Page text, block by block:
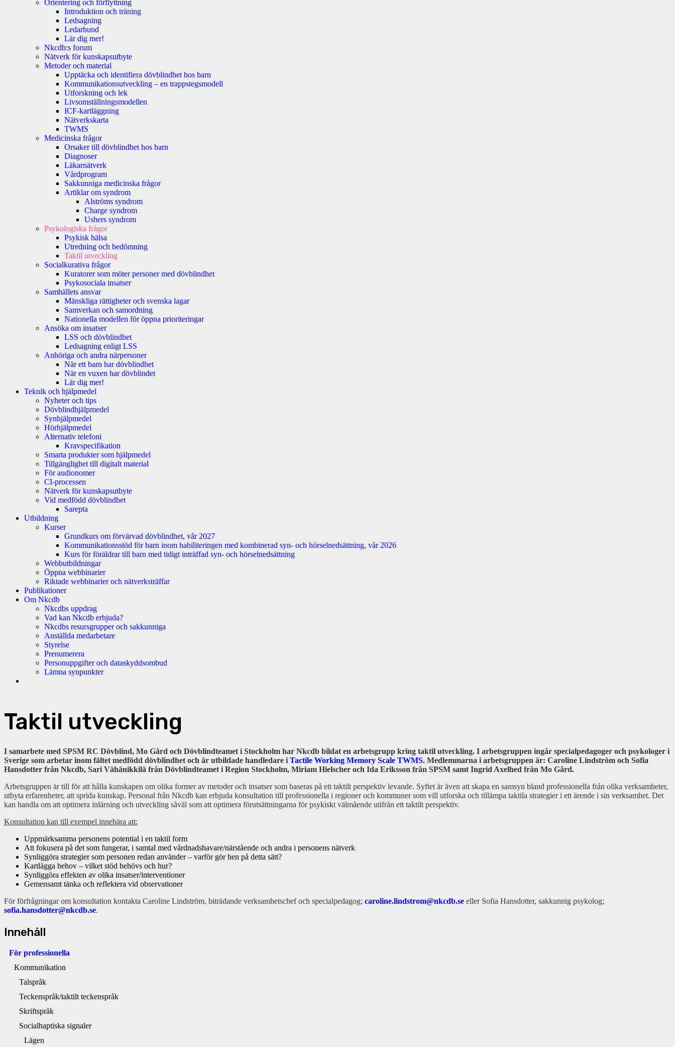
Orientering och förflyttning
Introduktion och träning
Ledsagning
Ledarhund
Lär dig mer!
Nkcdb:s forum
Nätverk för kunskapsutbyte
Metoder och material
Upptäcka och identifiera dövblindhet hos barn
Kommunikationsutveckling – en trappstegsmodell
Utforskning och lek
Livsomställningsmodellen
ICF-kartläggning
Nätverkskarta
TWMS
Medicinska frågor
Orsaker till dövblindhet hos barn
Diagnoser
Läkarnätverk
Vårdprogram
Sakkunniga medicinska frågor
Artiklar om syndrom
Alströms syndrom
Charge syndrom
Ushers syndrom
Psykologiska frågor
Psykisk hälsa
Utredning och bedömning
Taktil utveckling
Socialkurativa frågor
Kuratorer som möter personer med dövblindhet
Psykosociala insatser
Samhällets ansvar
Mänskliga rättigheter och svenska lagar
Samverkan och samordning
Nationella modellen för öppna prioriteringar
Ansöka om insatser
LSS och dövblindhet
Ledsagning enligt LSS
Anhöriga och andra närpersoner
När ett barn har dövblindhet
När en vuxen har dövblindet
Lär dig mer!
Teknik och hjälpmedel
Nyheter och tips
Dövblindhjälpmedel
Synhjälpmedel
Hörhjälpmedel
Alternativ telefoni
Kravspecifikation
Smarta produkter som hjälpmedel
Tillgänglighet till digitalt material
För audionomer
CI-processen
Nätverk för kunskapsutbyte
Vid medfödd dövblindhet
Sarepta
Utbildning
Kurser
Grundkurs om förvärvad dövblindhet, vår 2027
Kommunikationsstöd för barn inom habiliteringen med kombinerad syn- och hörselnedsättning, vår 2026
Kurs för föräldrar till barn med tidigt inträffad syn- och hörselnedsättning
Webbutbildningar
Öppna webbinarier
Riktade webbinarier och nätverksträffar
Publikationer
Om Nkcdb
Nkcdbs uppdrag
Vad kan Nkcdb erbjuda?
Nkcdbs resursgrupper och sakkunniga
Anställda medarbetare
Styrelse
Prenumerera
Personuppgifter och dataskyddsombud
Lämna synpunkter
Taktil utveckling
I samarbete med SPSM RC Dövblind, Mo Gård och Dövblindteamet i Stockholm har Nkcdb bildat en arbetsgrupp kring taktil utveckling. I arbetsgruppen ingår specialpedagoger och psykologer i
Sverige som arbetar inom fältet medfödd dövblindhet och är utbildade handledare i Tactile Working Memory Scale TWMS. Medlemmarna i arbetsgruppen är: Caroline Lindström och Sofia
Hansdotter från Nkcdb, Sari Vähänikkilä från Dövblindteamet i Region Stockholm, Miriam Hielscher och Ida Eriksson från SPSM samt Ingrid Axelhed från Mo Gård.
Arbetsgruppen är till för att hålla kunskapen om olika former av metoder och insatser som baseras på ett taktilt perspektiv levande. Syftet är även att skapa en samsyn bland professionella från olika verksamheter,
utbyta erfarenheter, att sprida kunskap. Personal från Nkcdb kan erbjuda konsultation till professionella i regioner och kommuner som vill utforska och tillämpa taktila strategier i ett ärende i sin verksamhet. Det
kan handla om att optimera inlärning och utveckling såväl som att optimera förutsättningarna för psykiskt välmående utifrån ett taktilt perspektiv.
Konsultation kan till exempel innebära att:
Uppmärksamma personens potential i en taktil form
Att fokusera på det som fungerar, i samtal med vårdnadshavare/närstående och andra i personens nätverk
Synliggöra strategier som personen redan använder – varför gör hen på detta sätt?
Kartlägga behov – vilket stöd behövs och hur?
Synliggöra effekten av olika insatser/interventioner
Gemensamt tänka och reflektera vid observationer
För förfrågningar om konsultation kontakta Caroline Lindström, biträdande verksamhetschef och specialpedagog; caroline.lindstrom@nkcdb.se eller Sofia Hansdotter, sakkunnig psykolog;
sofia.hansdotter@nkcdb.se.
Innehåll
För professionella
Kommunikation
Talspråk
Teckenspråk/taktilt teckenspråk
Skriftspråk
Socialhaptiska signaler
Lägen